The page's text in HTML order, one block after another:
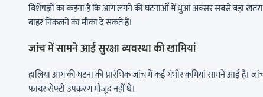
विशेषज्ञों का कहना है कि आग लगने की घटनाओं में धुआं अक्सर सबसे बड़ा खतरा
बाहर निकलने का मौका दे सकते हैं।
जांच में सामने आईं सुरक्षा व्यवस्था की खामियां
हालिया आग की घटना की प्रारंभिक जांच में कई गंभीर कमियां सामने आई हैं।
फायर सेफ्टी उपकरण मौजूद नहीं थे।